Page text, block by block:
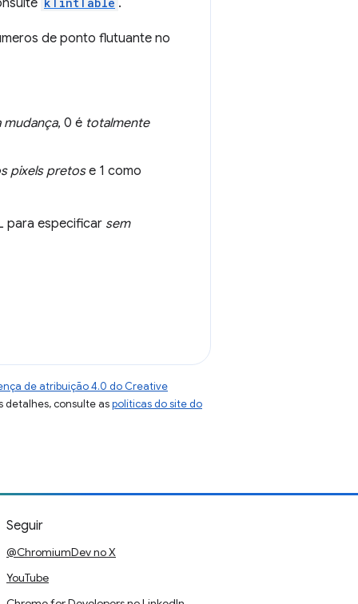
.
de ponto flutuante no
mudança, 0 é totalmente
pixels pretose 1 como
para especificar sem
de atribuição 4.0 do Creative
detalhes, consulte aspolíticas do site do
Seguir
@ChromiumDev no X
YouTube